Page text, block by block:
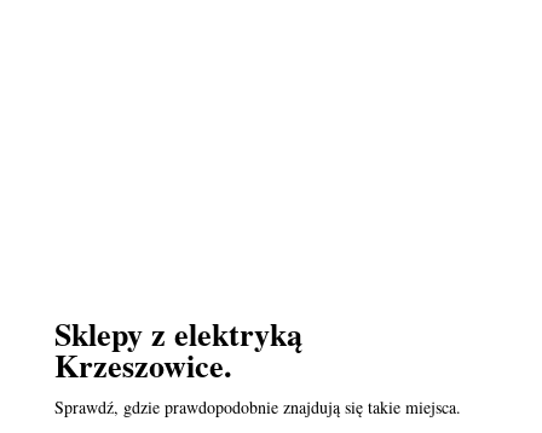
Sklepy z elektryką
Krzeszowice.
Sprawdź, gdzie prawdopodobnie znajdują się takie miejsca.